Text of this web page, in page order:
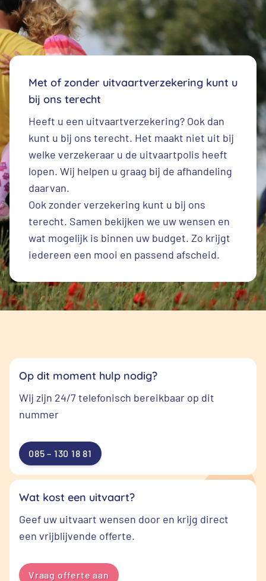
Met of zonder uitvaartverzekering kunt u
bij ons terecht
Heeft u een uitvaartverzekering? Ook dan
kunt u bij ons terecht. Het maakt niet uit bij
welke verzekeraar u de uitvaartpolis heeft
lopen. Wij helpen u graag bij de afhandeling
daarvan.
Ook zonder verzekering kunt u bij ons
terecht. Samen bekijken we uw wensen en
wat mogelijk is binnen uw budget. Zo krijgt
iedereen een mooi en passend afscheid.
Op dit moment hulp nodig?
Wij zijn 24/7 telefonisch bereikbaar op dit
nummer
085 – 130 18 81
Wat kost een uitvaart?
Geef uw uitvaart wensen door en krijg direct
een vrijblijvende offerte.
Vraag offerte aan